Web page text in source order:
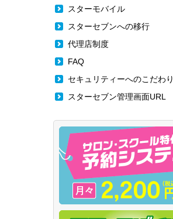
スターモバイル
スターセブンへの移行
代理店制度
FAQ
セキュリティーへのこだわり
スターセブン管理画面URL